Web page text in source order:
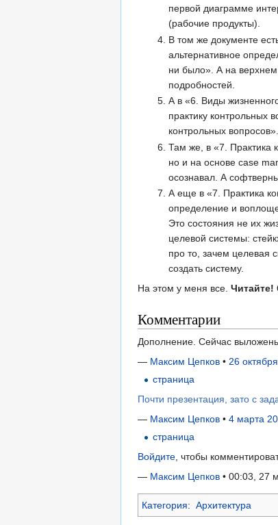
первой диаграмме
(рабочие продукты).
В том же документе
альтернативное
ни было». А на
подробностей.
А в «6. Виды
практику
контрольных вопросов».
Там же, в «7. Практика
но и на основе case
осознавал. А
А еще в «7. Практика
определение и
Это состояния не их
целевой системы:
про то, зачем целевая
создать систему.
На этом у меня все. Читайте!
Комментарии
Дополнение. Сейчас
— Максим Цепков • 26
страница
Почти презентация, зато с
— Максим Цепков • 4 марта
страница
Войдите, чтобы
— Максим Цепков • 00:03, 27
Категория: Архитектура